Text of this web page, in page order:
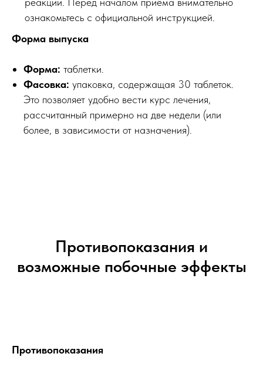
ознакомьтесь с официальной инструкцией.
Форма выпуска
Форма: таблетки.
Фасовка: упаковка, содержащая 30 таблеток.
Это позволяет удобно вести курс лечения,
рассчитанный примерно на две недели (или
более, в зависимости от назначения).
Противопоказания и
возможные побочные эффекты
Противопоказания